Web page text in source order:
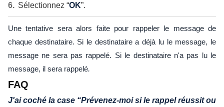
Sélectionnez “OK”.
Une tentative sera alors faite pour rappeler le message de
chaque destinataire. Si le destinataire a déjà lu le message, le
message ne sera pas rappelé. Si le destinataire n'a pas lu le
message, il sera rappelé.
FAQ
J'ai coché la case “Prévenez-moi si le rappel réussit ou